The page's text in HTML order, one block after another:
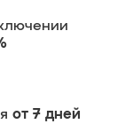
от 7 дней